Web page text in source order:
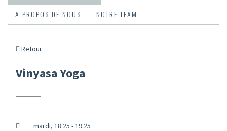
A PROPOS DE NOUS
NOTRE TEAM
Retour
Vinyasa Yoga
mardi, 18:25 - 19:25